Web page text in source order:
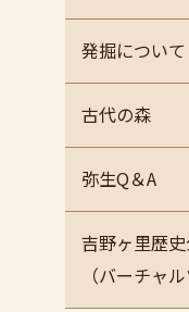
発掘について
古代の森
弥生Q＆A
吉野ヶ里歴
（バーチャル